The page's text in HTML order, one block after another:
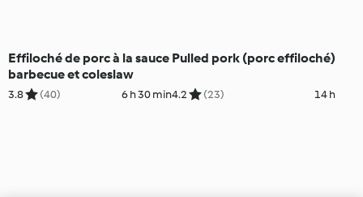
Effiloché de porc à la sauce
barbecue et coleslaw
3.8 (40) 6 h 30 min
Pulled pork (porc effiloché)
4.2 (23) 14 h